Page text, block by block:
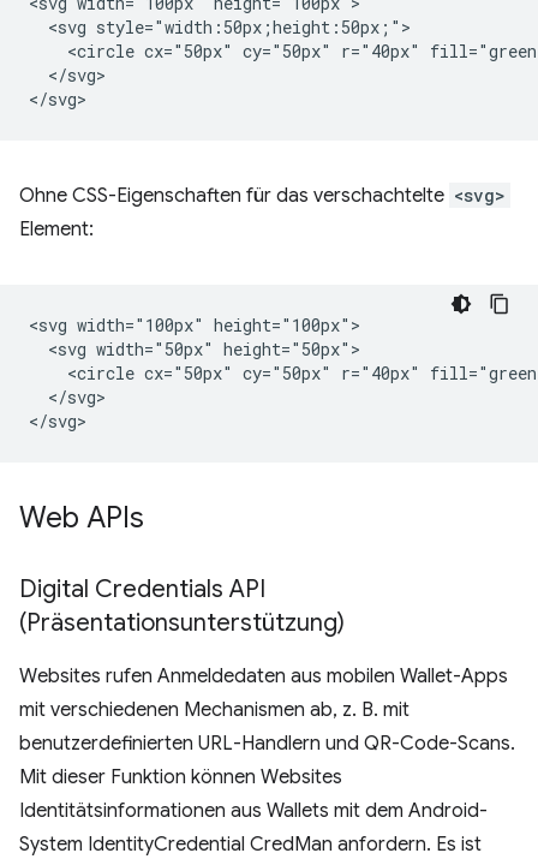
  <svg style="width:50px;height:50px;">
<circle cx="50px" cy="50px" r="40px"
  </svg>
Ohne CSS-Eigenschaften für das verschachtelte <svg>
Element:
<svg width="100px" height="100px">
  <svg width="50px" height="50px">
<circle cx="50px" cy="50px" r="40px"
  </svg>
Web APIs
Digital Credentials API
(Präsentationsunterstützung)
Websites rufen Anmeldedaten aus mobilen Wallet-Apps
mit verschiedenen Mechanismen ab, z. B. mit
benutzerdefinierten URL-Handlern und QR-Code-Scans.
Mit dieser Funktion können Websites
Identitätsinformationen aus Wallets mit dem Android-
System IdentityCredential CredMan anfordern. Es ist